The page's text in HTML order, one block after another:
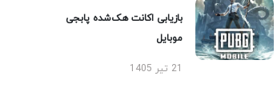
بازیابی اکانت هک‌شده پابجی
موبایل
21 تیر 1405